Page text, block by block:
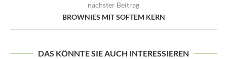
nächster Beitrag
BROWNIES MIT SOFTEM KERN
DAS KÖNNTE SIE AUCH INTERESSIEREN